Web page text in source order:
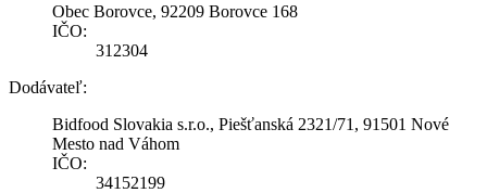
Obec Borovce, 92209 Borovce 168
IČO:
312304
Dodávateľ:
Bidfood Slovakia s.r.o., Piešťanská 2321/71, 91501 Nové
Mesto nad Váhom
IČO:
34152199